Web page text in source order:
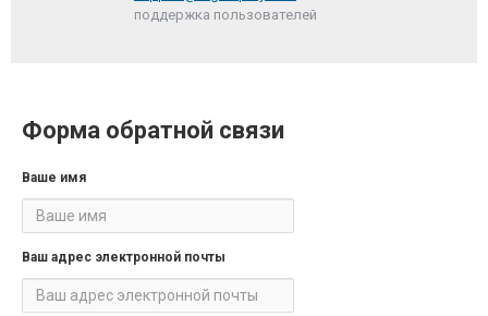
поддержка пользователей
Форма обратной связи
Ваше имя
Ваш адрес электронной почты